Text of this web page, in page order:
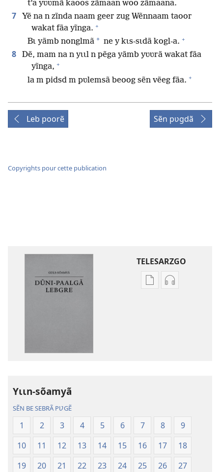
t’a yʋʋmã kaoos zãmaan woo zãmaana.
7
Yẽ na n zĩnda naam geer zug Wẽnnaam taoor
wakat fãa yĩnga. +
Bɩ yãmb nonglmã * ne y kɩs-sɩdã kogl-a. +
8
Dẽ, mam na n yɩɩl n pẽga yãmb yʋʋrã wakat fãa
yĩnga, +
la m pidsd m pʋlemsã beoog sẽn vẽeg fãa. +
Leb poorẽ Sẽn pʋgdã
Copyrights pour cette publication
TELESARZGO
OptionsOptions
Yɩɩn-sõamyã
SẼN BE SEBRÃ PƲGẼ
1 2 3 4 5 6 7 8
9
10
11 12 13 14 15 16 17
18
19
20 21 22 23 24 25 26
27